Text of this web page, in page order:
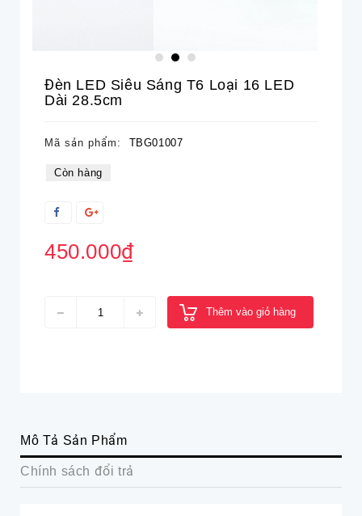
Đèn LED Siêu Sáng T6 Loại 16 LED
Dài 28.5cm
Mã sản phẩm: TBG01007
Còn hàng
450.000₫
Thêm vào giỏ hàng
Mô Tả Sản Phẩm
Chính sách đổi trả